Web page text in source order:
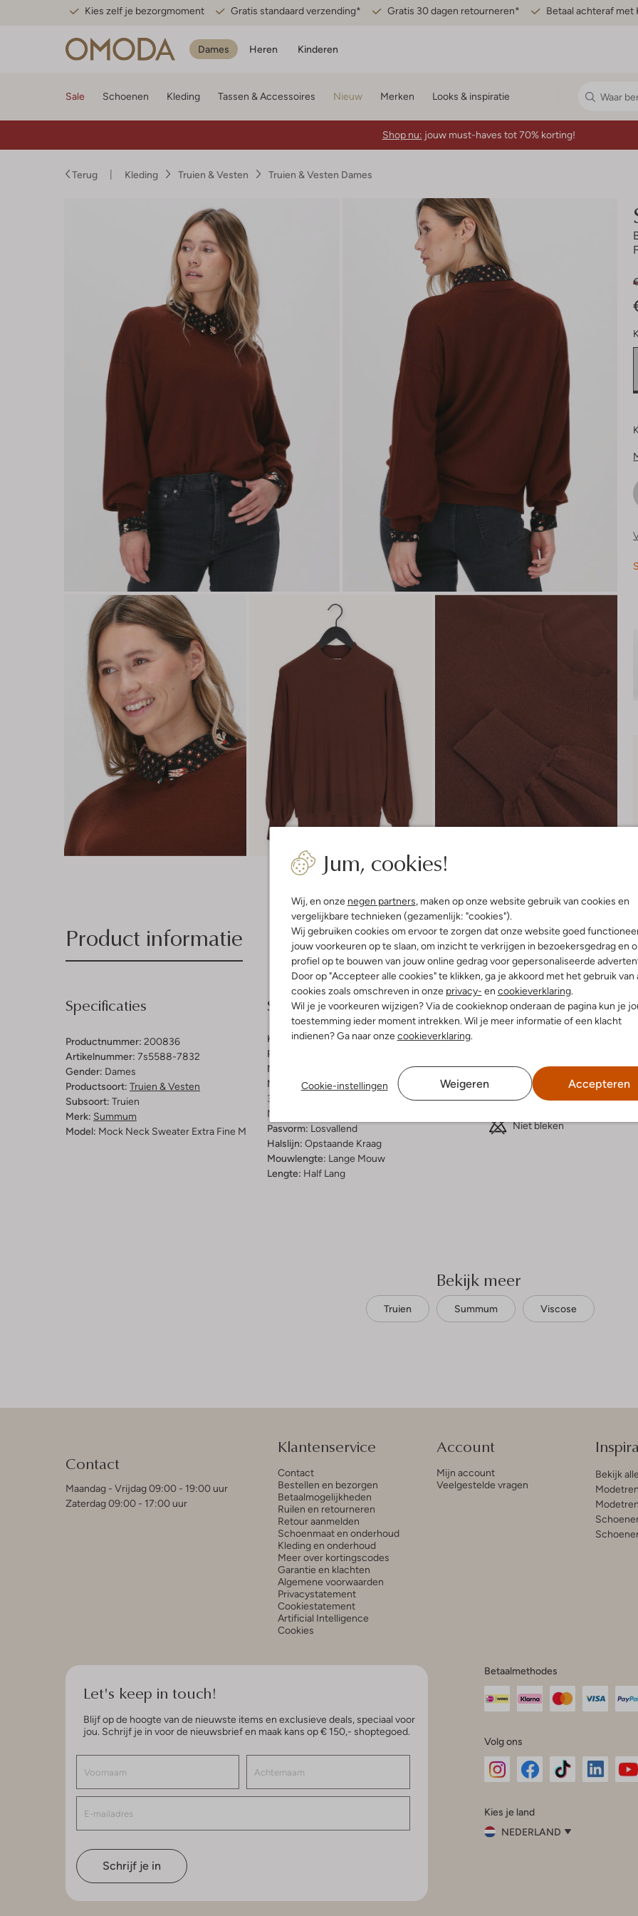
Kies zelf je bezorgmoment Gratis standaard verzending* Gratis 30 dagen retourneren* Betaal achteraf met
Dames Heren Kinderen
Jum, cookies!
Wij, en onze negen partners, maken op onze website gebruik van cookies en
vergelijkbare technieken (gezamenlijk: "cookies").
Wij gebruiken cookies om ervoor te zorgen dat onze website goed
jouw voorkeuren op te slaan, om inzicht te verkrijgen in bezoekersgedrag en
profiel op te bouwen van jouw online gedrag voor gepersonaliseerde
Door op "Accepteer alle cookies" te klikken, ga je akkoord met het gebruik van
cookies zoals omschreven in onze privacy- en cookieverklaring.
Wil je je voorkeuren wijzigen? Via de cookieknop onderaan de pagina kun je
toestemming ieder moment intrekken. Wil je meer informatie of een klacht
indienen? Ga naar onzecookieverklaring.
Cookie-instellingen Weigeren Accepteren
Sale Schoenen Kleding Tassen & Accessoires Nieuw Merken Looks & inspiratie
Shop nu: jouw must-haves tot 70% korting!
Terug Kleding Truien & Vesten Truien & Vesten Dames
Product informatie Bezorgen & retourneren
Specificaties
Productnummer: 200836
Artikelnummer: 7s5588-7832
Gender: Dames
Productsoort: Truien & Vesten
Subsoort: Truien
Merk: Summum
Model: Mock Neck Sweater Extra Fine M
Samenstelling & Pasvorm
Kleur:Bruin
Patroon:
Materiaal:
Materiaalpercentages:
35% Viscose, 35% Polyamide En 30%
Merinowol
Pasvorm: Losvallend
Halslijn: Opstaande Kraag
Mouwlengte: Lange Mouw
Lengte: Half Lang
Wasvoorschriften
Kan niet in de droogtrommel
Niet bleken
Bekijk meer
Truien Summum Viscose
Contact
Maandag - Vrijdag 09:00 - 19:00 uur
Zaterdag 09:00 - 17:00 uur
Klantenservice
Contact
Bestellen en bezorgen
Betaalmogelijkheden
Ruilen en retourneren
Retour aanmelden
Schoenmaat en onderhoud
Kleding en onderhoud
Meer over kortingscodes
Garantie en klachten
Algemene voorwaarden
Privacystatement
Cookiestatement
Artificial Intelligence
Cookies
Account
Mijn account
Veelgestelde vragen
Bekijk
Let's keep in touch!
Blijf op de hoogte van de nieuwste items en exclusieve deals, speciaal voor
jou. Schrijf je in voor de nieuwsbrief en maak kans op € 150,- shoptegoed.
Schrijf je in
Betaalmethodes
Volg ons
InstagramFacebook
Kies je land
NEDERLAND